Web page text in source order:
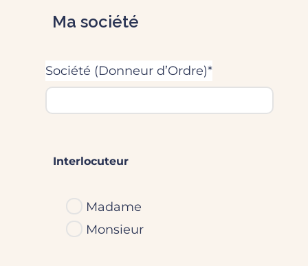
Ma société
Société (Donneur d’Ordre)*
Interlocuteur
Madame
Monsieur